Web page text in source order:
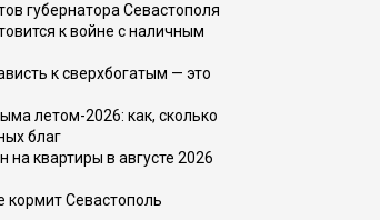
губернатора Севастополя
к войне с наличным
к сверхбогатым — это
летом-2026: как, сколько
благ
квартиры в августе 2026
кормит Севастополь